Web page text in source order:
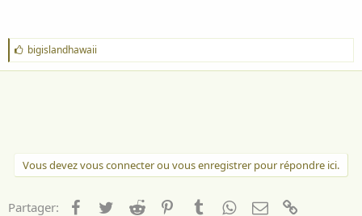
J
'
a
bigislandhawaii
Vous devez vous connecter ou vous enregistrer pour répondre ici.
Partager: Facebook
TwitterReddit PinterestTumblrWhatsApp
Email